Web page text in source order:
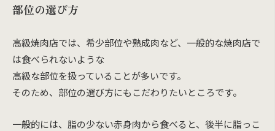
部位の選び方
高級焼肉店では、希少部位や熟成肉など、一般的な焼肉店で
は食べられないような
高級な部位を扱っていることが多いです。
そのため、部位の選び方にもこだわりたいところです。
一般的には、脂の少ない赤身肉から食べると、後半に脂っこ